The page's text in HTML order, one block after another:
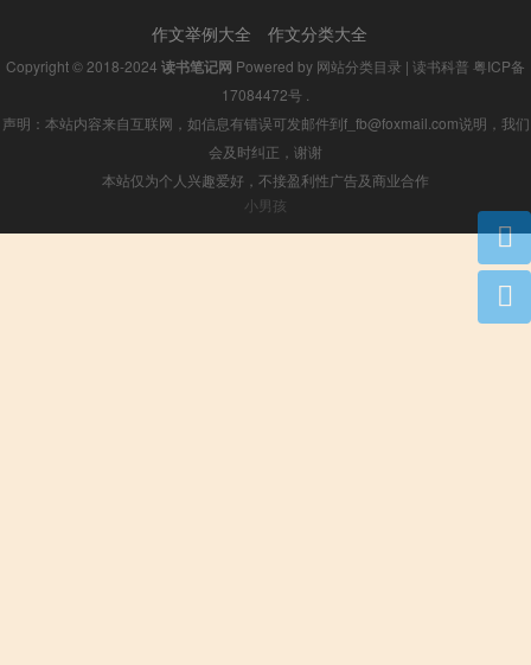
作文举例大全 作文分类大全
Copyright © 2018-2024 读书笔记网 Powered by 网站分类目录 | 读书科普 粤ICP备
17084472号
声明：本站内容来自互联网，如信息有错误可发邮件到f_fb@foxmail.com说明，我们
会及时纠正，谢谢
本站仅为个人兴趣爱好，不接盈利性广告及商业合作
小男孩